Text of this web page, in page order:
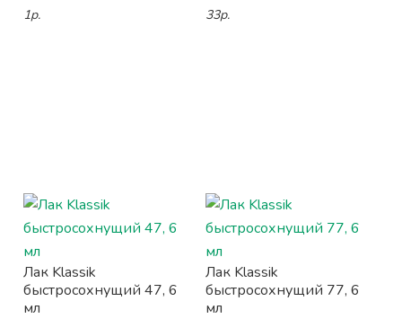
1р. 33р.
Лак Klassik
быстросохнущий 47, 6
мл
Лак Klassik
быстросохнущий 77, 6
мл